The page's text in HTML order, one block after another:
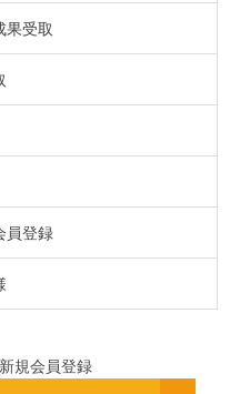
果受取
員登録
規会員登録